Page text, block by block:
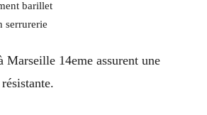
barillet
serrurerie
Marseille 14eme assurent une